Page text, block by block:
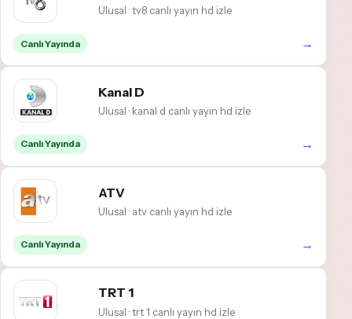
Ulusal · tv8 canlı yayın hd izle
Canlı Yayında →
Kanal D
Ulusal · kanal d canlı yayın hd izle
Canlı Yayında →
ATV
Ulusal · atv canlı yayın hd izle
Canlı Yayında →
TRT 1
Ulusal · trt 1 canlı yayın hd izle